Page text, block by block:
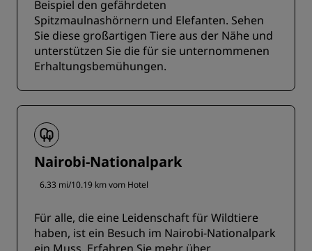
Beispiel den gefährdeten
Spitzmaulnashörnern und Elefanten. Sehen
Sie diese großartigen Tiere aus der Nähe und
unterstützen Sie die für sie unternommenen
Erhaltungsbemühungen.
Nairobi-Nationalpark
6.33 mi/10.19 km vom Hotel
Für alle, die eine Leidenschaft für Wildtiere
haben, ist ein Besuch im Nairobi-Nationalpark